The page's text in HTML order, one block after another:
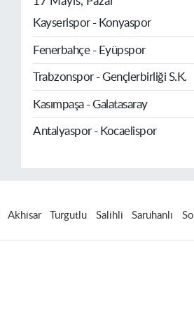
Kayserispor - Konyaspor
Fenerbahçe - Eyüpspor
Trabzonspor - Gençlerbirliği S.K.
Kasımpaşa - Galatasaray
Antalyaspor - Kocaelispor
Akhisar Turgutlu Salihli Saruhanlı